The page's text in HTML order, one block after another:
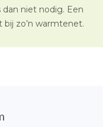
dan niet nodig. Een
zo’n warmtenet.